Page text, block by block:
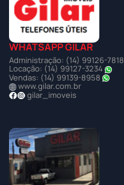
WHATSAPP GILAR
Administração: (14) 99126-7818
Locação: (14) 99127-3234
Vendas: (14) 99139-8958
www.gilar.com.br
gilar_imoveis